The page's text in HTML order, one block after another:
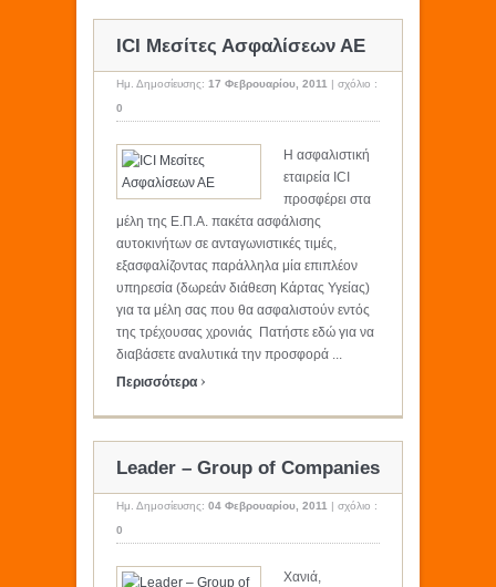
ICI Μεσίτες Ασφαλίσεων ΑΕ
Ημ. Δημοσίευσης: 17 Φεβρουαρίου, 2011 | σχόλιο :
0
Η ασφαλιστική
εταιρεία ICI
προσφέρει στα
μέλη της Ε.Π.Α. πακέτα ασφάλισης
αυτοκινήτων σε ανταγωνιστικές τιμές,
εξασφαλίζοντας παράλληλα μία επιπλέον
υπηρεσία (δωρεάν διάθεση Κάρτας Υγείας)
για τα μέλη σας που θα ασφαλιστούν εντός
της τρέχουσας χρονιάς Πατήστε εδώ για να
διαβάσετε αναλυτικά την προσφορά ...
Περισσότερα ›
Leader – Group of Companies
Ημ. Δημοσίευσης: 04 Φεβρουαρίου, 2011 | σχόλιο :
0
Χανιά,